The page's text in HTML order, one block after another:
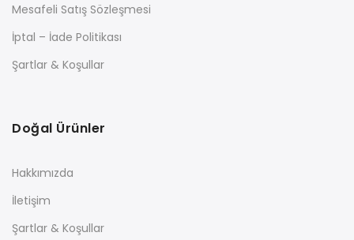
Mesafeli Satış Sözleşmesi
İptal – İade Politikası
Şartlar & Koşullar
Doğal Ürünler
Hakkımızda
İletişim
Şartlar & Koşullar